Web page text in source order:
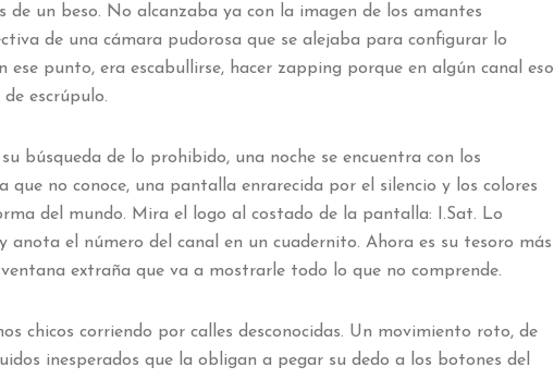
de un beso. No alcanzaba ya con la imagen de los amantes
de una cámara pudorosa que se alejaba para configurar lo
ese punto, era escabullirse, hacer zapping porque en algún canal eso
escrúpulo.
búsqueda de lo prohibido, una noche se encuentra con los
que no conoce, una pantalla enrarecida por el silencio y los colores
del mundo. Mira el logo al costado de la pantalla: I.Sat. Lo
anota el número del canal en un cuadernito. Ahora es su tesoro más
extraña que va a mostrarle todo lo que no comprende.
chicos corriendo por calles desconocidas. Un movimiento roto, de
inesperados que la obligan a pegar su dedo a los botones del